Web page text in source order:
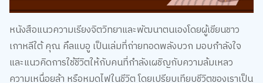
หนังสือแนวความเรียงจิตวิทยาและพัฒนาตนเองโดยผู้เขียนชาว
เกาหลีใต้ คุณ คึลแบอู เป็นเล่มที่ถ่ายทอดพลังบวก มอบกำลังใจ
และแนวคิดการใช้ชีวิตให้กับคนที่กำลังเผชิญกับความล้มเหลว
ความเหนื่อยล้า หรือหมดไฟในชีวิต โดยเปรียบเทียบชีวิตของเราเป็น
เหมือนฤดูกาลที่หมุนเวียน ไม่มีฤดูหนาวที่เย็นยะเยือกอยู่ตลอดไป